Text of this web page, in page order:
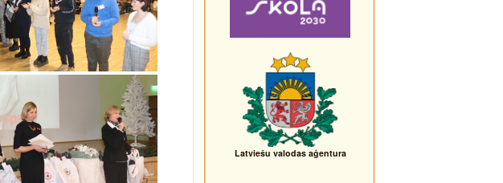
Latviešu valodas aģentura